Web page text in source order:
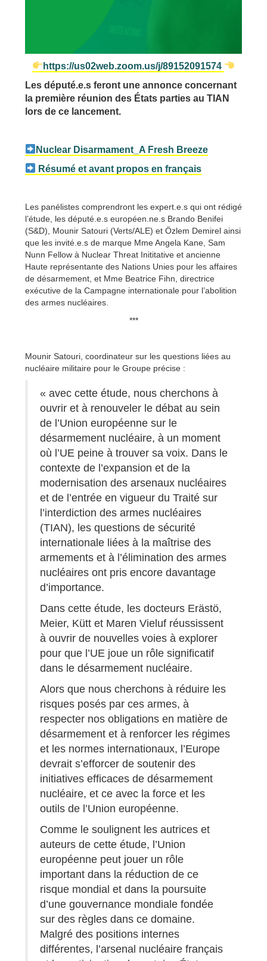
https://us02web.zoom.us/j/89152091574
Les député.e.s feront une annonce concernant
la première réunion des États parties au TIAN
lors de ce lancement.
Nuclear Disarmament_A Fresh Breeze
Résumé et avant propos en français
Les panélistes comprendront les expert.e.s qui ont rédigé
l’étude, les député.e.s européen.ne.s Brando Benifei
(S&D), Mounir Satouri (Verts/ALE) et Özlem Demirel ainsi
que les invité.e.s de marque Mme Angela Kane, Sam
Nunn Fellow à Nuclear Threat Inititative et ancienne
Haute représentante des Nations Unies pour les affaires
de désarmement, et Mme Beatrice Fihn, directrice
exécutive de la Campagne internationale pour l’abolition
des armes nucléaires.
***
Mounir Satouri, coordinateur sur les questions liées au
nucléaire militaire pour le Groupe précise :
« avec cette étude, nous cherchons à
ouvrir et à renouveler le débat au sein
de l’Union européenne sur le
désarmement nucléaire, à un moment
où l’UE peine à trouver sa voix. Dans le
contexte de l’expansion et de la
modernisation des arsenaux nucléaires
et de l’entrée en vigueur du Traité sur
l’interdiction des armes nucléaires
(TIAN), les questions de sécurité
internationale liées à la maîtrise des
armements et à l’élimination des armes
nucléaires ont pris encore davantage
d’importance.
Dans cette étude, les docteurs Erästö,
Meier, Kütt et Maren Vieluf réussissent
à ouvrir de nouvelles voies à explorer
pour que l’UE joue un rôle significatif
dans le désarmement nucléaire.
Alors que nous cherchons à réduire les
risques posés par ces armes, à
respecter nos obligations en matière de
désarmement et à renforcer les régimes
et les normes internationaux, l’Europe
devrait s’efforcer de soutenir des
initiatives efficaces de désarmement
nucléaire, et ce avec la force et les
outils de l’Union européenne.
Comme le soulignent les autrices et
auteurs de cette étude, l’Union
européenne peut jouer un rôle
important dans la réduction de ce
risque mondial et dans la poursuite
d’une gouvernance mondiale fondée
sur des règles dans ce domaine.
Malgré des positions internes
différentes, l’arsenal nucléaire français